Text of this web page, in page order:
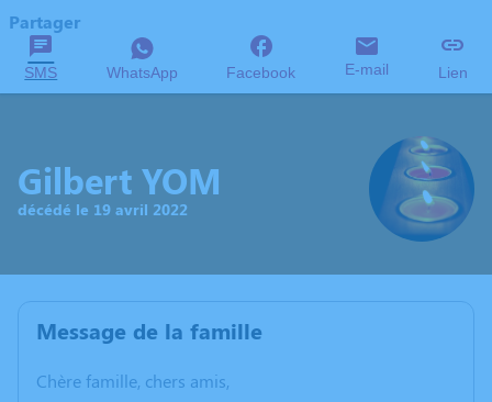
Partager
SMS WhatsApp Facebook E-mail Lien
Gilbert YOM
décédé le 19 avril 2022
Message de la famille
Chère famille, chers amis,